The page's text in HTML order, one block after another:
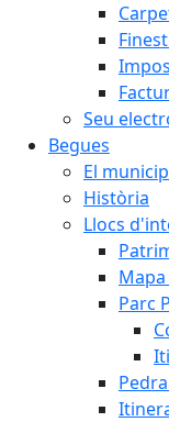
Seu
Begues
El
Història
Llocs
Parc